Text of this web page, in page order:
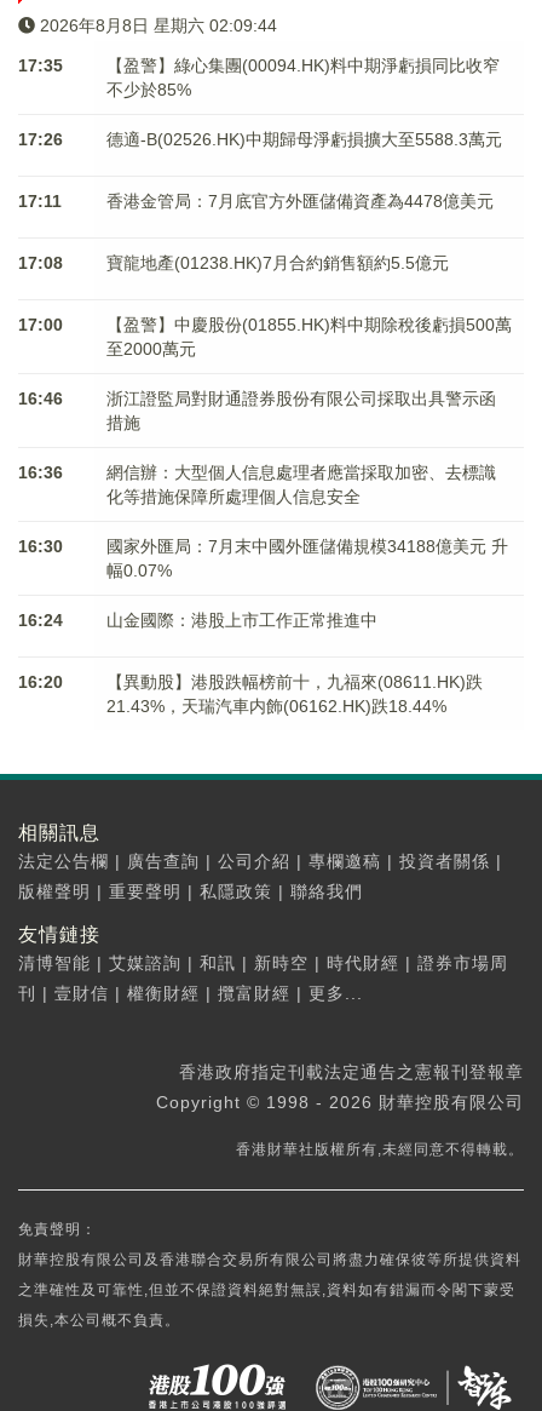
2026年8月8日 星期六 02:09:44
17:35
【盈警】綠心集團(00094.HK)料中期淨虧損同比收窄
不少於85%
17:26 德適-B(02526.HK)中期歸母淨虧損擴大至5588.3萬元
17:11 香港金管局：7月底官方外匯儲備資產為4478億美元
17:08 寶龍地產(01238.HK)7月合約銷售額約5.5億元
17:00
【盈警】中慶股份(01855.HK)料中期除稅後虧損500萬
至2000萬元
16:46
浙江證監局對財通證券股份有限公司採取出具警示函
措施
16:36
網信辦：大型個人信息處理者應當採取加密、去標識
化等措施保障所處理個人信息安全
16:30
國家外匯局：7月末中國外匯儲備規模34188億美元 升
幅0.07%
16:24 山金國際：港股上市工作正常推進中
16:20
【異動股】港股跌幅榜前十，九福來(08611.HK)跌
21.43%，天瑞汽車内飾(06162.HK)跌18.44%
相關訊息
法定公告欄 | 廣告查詢 | 公司介紹 | 專欄邀稿 | 投資者關係 |
版權聲明 | 重要聲明 | 私隱政策 | 聯絡我們
友情鏈接
清博智能 | 艾媒諮詢 | 和訊 | 新時空 | 時代財經 | 證券市場周
刊
| 壹財信 | 權衡財經 | 攬富財經 | 更多...
香港政府指定刊載法定通告之憲報刊登報章
Copyright © 1998 - 2026 財華控股有限公司
香港財華社版權所有,未經同意不得轉載。
免責聲明：
財華控股有限公司及香港聯合交易所有限公司將盡力確保彼等所提供資料
之準確性及可靠性,但並不保證資料絕對無誤,資料如有錯漏而令閣下蒙受
損失,本公司概不負責。